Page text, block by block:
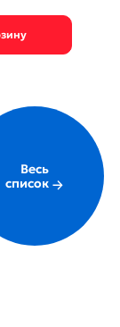
Весь
список